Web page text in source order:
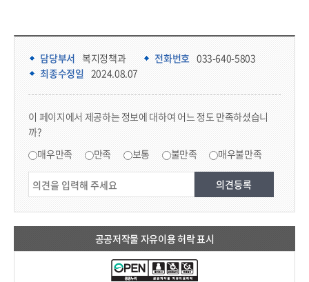
담당부서 정보 & 컨텐츠 만족도 조사 & 공공저작물 자유이용 허락 표시
담당부서 복지정책과 전화번호 033-640-5803
최종수정일 2024.08.07
이 페이지에서 제공하는 정보에 대하여 어느 정도 만족하셨습니
까?
매우만족 만족 보통 불만족 매우불만족
공공저작물 자유이용 허락 표시